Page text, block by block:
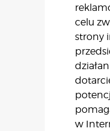
celu
strony
w